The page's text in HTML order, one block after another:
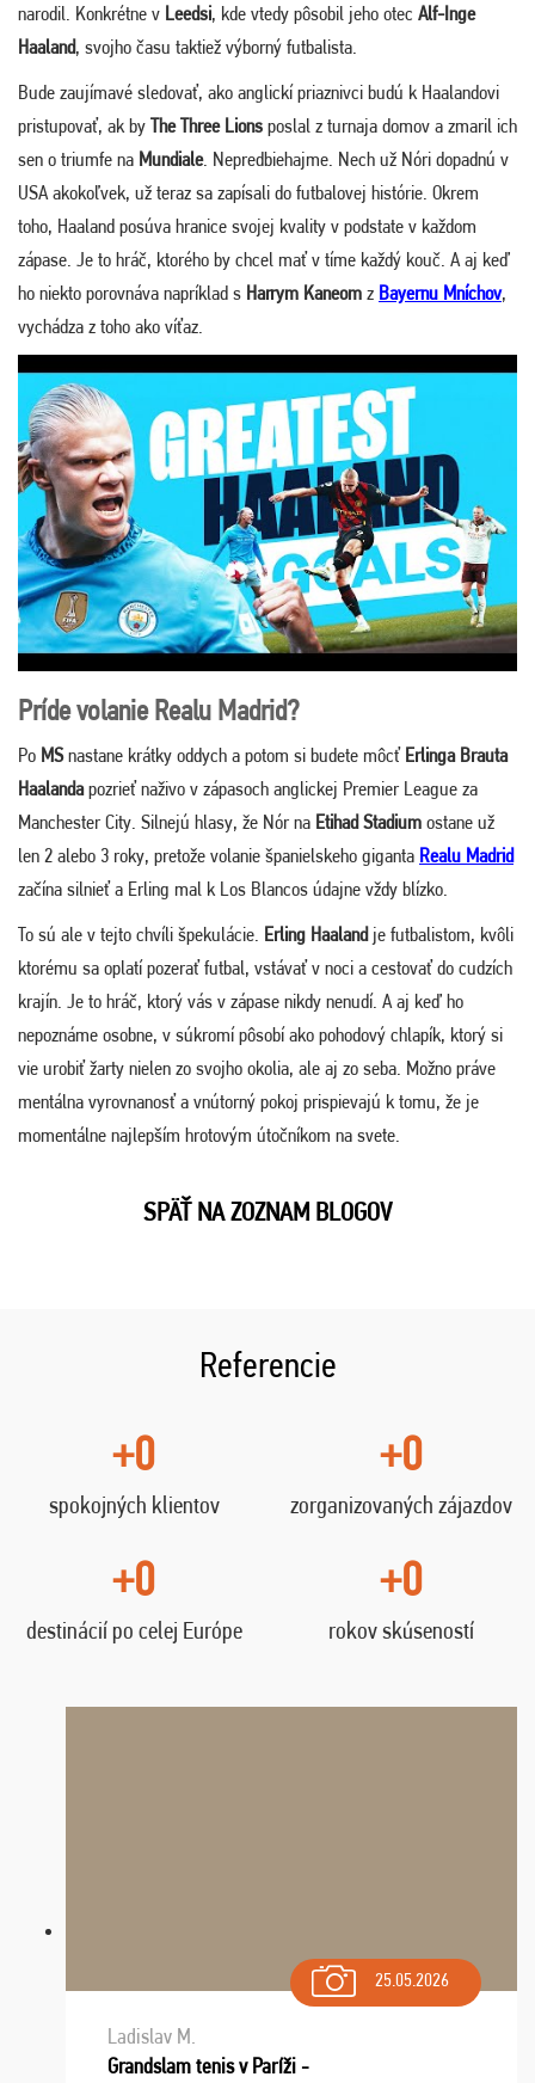
narodil. Konkrétne v Leedsi, kde vtedy pôsobil jeho otec Alf-Inge
Haaland, svojho času taktiež výborný futbalista.
Bude zaujímavé sledovať, ako anglickí priaznivci budú k Haalandovi
pristupovať, ak by The Three Lions poslal z turnaja domov a zmaril ich
sen o triumfe na Mundiale. Nepredbiehajme. Nech už Nóri dopadnú v
USA akokoľvek, už teraz sa zapísali do futbalovej histórie. Okrem
toho, Haaland posúva hranice svojej kvality v podstate v každom
zápase. Je to hráč, ktorého by chcel mať v tíme každý kouč. A aj keď
ho niekto porovnáva napríklad s Harrym Kaneom z Bayernu Mníchov,
vychádza z toho ako víťaz.
Príde volanie Realu Madrid?
Po MSnastane krátky oddych a potom si budete môcť Erlinga Brauta
Haalandapozrieť naživo v zápasoch anglickej Premier League za
Manchester City. Silnejú hlasy, že Nór na Etihad Stadium ostane už
len 2 alebo 3 roky, pretože volanie španielskeho giganta Realu Madrid
začína silnieť a Erling mal k Los Blancos údajne vždy blízko.
To sú ale v tejto chvíli špekulácie. Erling Haaland je futbalistom, kvôli
ktorému sa oplatí pozerať futbal, vstávať v noci a cestovať do cudzích
krajín. Je to hráč, ktorý vás v zápase nikdy nenudí. A aj keď ho
nepoznáme osobne, v súkromí pôsobí ako pohodový chlapík, ktorý si
vie urobiť žarty nielen zo svojho okolia, ale aj zo seba. Možno práve
mentálna vyrovnanosť a vnútorný pokoj prispievajú k tomu, že je
momentálne najlepším hrotovým útočníkom na svete.
SPÄŤ NA ZOZNAM BLOGOV
Referencie
+0
spokojných klientov
+0
zorganizovaných zájazdov
+0
destinácií po celej Európe
+0
rokov skúseností
25.05.2026
Ladislav M.
Grandslam tenis v Paríži -